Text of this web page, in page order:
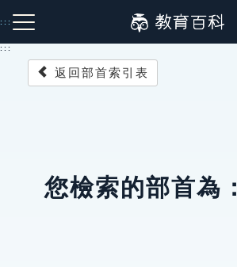
到
主
:::
:::
返回部首索引表
您檢索的部首為：